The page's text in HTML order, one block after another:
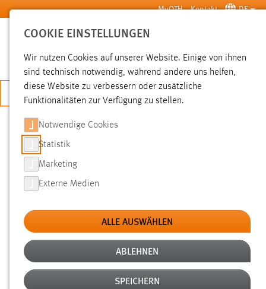
Zum Hauptinhalt springen MyOTH Kontakt DE
SUCHE
JETZT BEWERBEN
SUCHE
FILTER
Typ
Erstellungsdatum
Alter
COOKIE EINSTELLUNGEN
Wir nutzen Cookies auf unserer Website. Einige von ihnen
sind technisch notwendig, während andere uns helfen,
diese Website zu verbessern oder zusätzliche
Funktionalitäten zur Verfügung zu stellen.
Notwendige Cookies
Statistik
Marketing
Externe Medien
ALLE AUSWÄHLEN
ABLEHNEN
SPEICHERN